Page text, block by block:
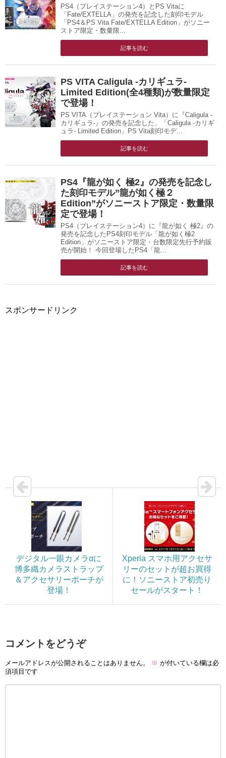
PS4（プレイステーション4）とPS Vitaに
「Fate/EXTELLA」の発売を記念した刻印モデル
「PS4＆PS Vita Fate/EXTELLA Edition」がソニー
ストア限定・数量限...
記事を読む
PS VITA Caligula -カリギュラ-
Limited Edition(全4種類)が数量限定
で登場！
PS VITA（プレイステーション Vita）に『Caligula -
カリギュラ-』の発売を記念した、「Caligula -カリギ
ュラ- Limited Edition」PS Vita刻印モデ...
記事を読む
PS4『龍が如く 極2』の発売を記念し
た刻印モデル”龍が如く極２
Edition”がソニーストア限定・数量限
定で登場！
PS4（プレイステーション4）に『龍が如く 極2』の
発売を記念したPS4刻印モデル「龍が如く極2
Edition」がソニーストア限定・台数限定先行予約販
売が開始！ 今回登場したPS4「龍...
記事を読む
スポンサードリンク
デジタル一眼カメラαに
博多織カメラストラップ
＆アクセサリーポーチが
登場！
Xperia スマホ用アクセサ
リーのセットが超お買得
に！ソニーストア初売り
セールがスタート！
コメントをどうぞ
メールアドレスが公開されることはありません。 ※ が付いている欄は必
須項目です